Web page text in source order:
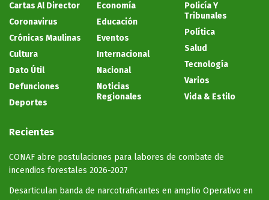
Cartas Al Director
Coronavirus
Crónicas Maulinas
Cultura
Dato Útil
Defunciones
Deportes
Economía
Educación
Eventos
Internacional
Nacional
Noticias
Regionales
Policía Y
Tribunales
Política
Salud
Tecnología
Varios
Vida & Estilo
Recientes
CONAF abre postulaciones para labores de combate de
incendios forestales 2026-2027
Desarticulan banda de narcotraficantes en amplio Operativo en